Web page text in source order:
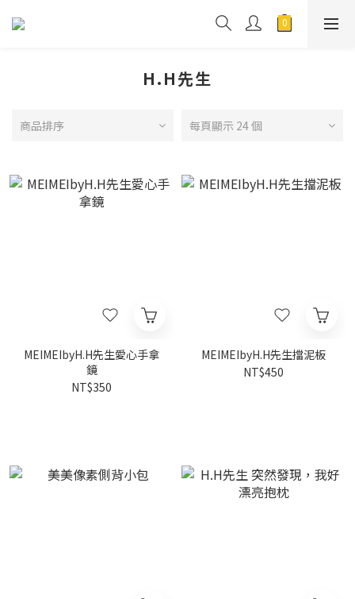
H.H先生
商品排序 每頁顯示 24 個
MEIMEIbyH.H先生愛心手拿
鏡
NT$350
MEIMEIbyH.H先生擋泥板
NT$450